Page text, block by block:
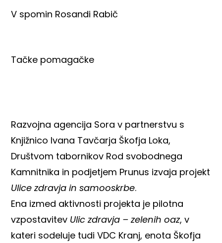
V spomin Rosandi Rabič
Tačke pomagačke
Razvojna agencija Sora v partnerstvu s
Knjižnico Ivana Tavčarja Škofja Loka,
Društvom tabornikov Rod svobodnega
Kamnitnika in podjetjem Prunus izvaja projekt
Ulice zdravja in samooskrbe.
Ena izmed aktivnosti projekta je pilotna
vzpostavitev Ulic zdravja – zelenih oaz, v
kateri sodeluje tudi VDC Kranj, enota Škofja